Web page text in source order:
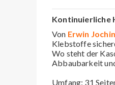
Kontinuierliche
Von Erwin
Klebstoffe
Wo steht der
Abbaubarkeit
Umfang: 31